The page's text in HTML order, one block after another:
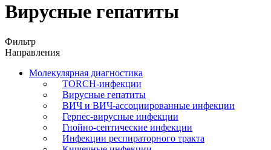
Вирусные гепатиты
Фильтр
Направления
Молекулярная диагностика
TORCH-инфекции
Вирусные гепатиты
ВИЧ и ВИЧ-ассоциированные инфекции
Герпес-вирусные инфекции
Гнойно-септические инфекции
Инфекции респираторного тракта